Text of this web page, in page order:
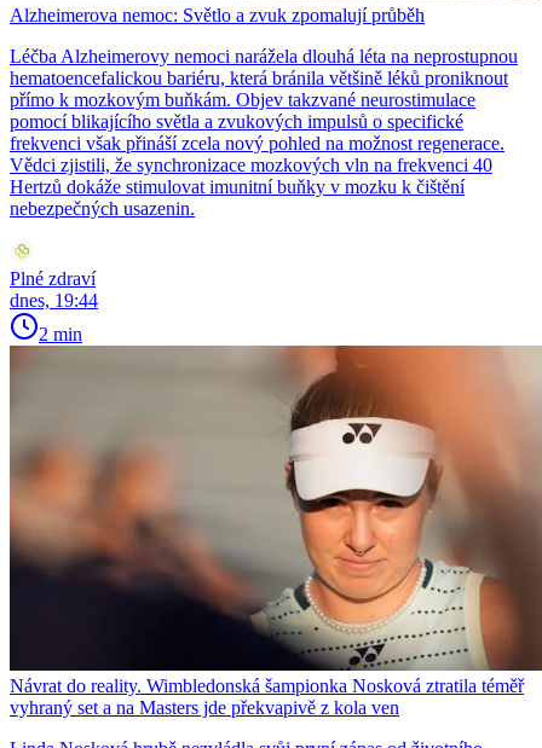
Alzheimerova nemoc: Světlo a zvuk zpomalují průběh
Léčba Alzheimerovy nemoci narážela dlouhá léta na neprostupnou
hematoencefalickou bariéru, která bránila většině léků proniknout
přímo k mozkovým buňkám. Objev takzvané neurostimulace
pomocí blikajícího světla a zvukových impulsů o specifické
frekvenci však přináší zcela nový pohled na možnost regenerace.
Vědci zjistili, že synchronizace mozkových vln na frekvenci 40
Hertzů dokáže stimulovat imunitní buňky v mozku k čištění
nebezpečných usazenin.
Plné zdraví
dnes, 19:44
2 min
Návrat do reality. Wimbledonská šampionka Nosková ztratila téměř
vyhraný set a na Masters jde překvapivě z kola ven